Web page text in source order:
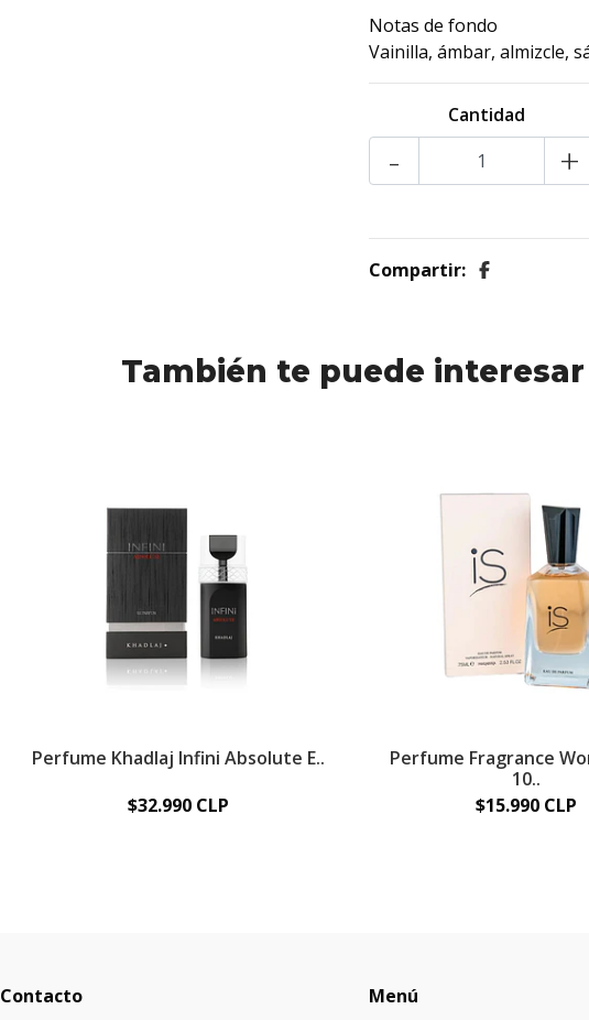
Notas de fondo
Vainilla, ámbar, almizcle,
Cantidad
- +
Compartir:
También te puede interesar
Perfume Khadlaj Infini Absolute E..
$32.990 CLP
Perfume Fragrance
10..
$15.990 CLP
Contacto Menú